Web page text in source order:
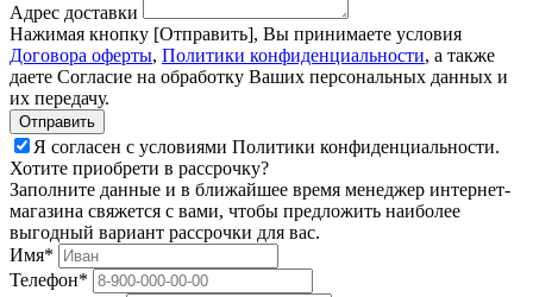
Адрес доставки
Нажимая кнопку [Отправить], Вы принимаете условия
Договора оферты, Политики конфиденциальности, а также
даете Согласие на обработку Ваших персональных данных и
их передачу.
Я согласен с условиями Политики конфиденциальности.
Хотите приобрети в рассрочку?
Заполните данные и в ближайшее время менеджер интернет-
магазина свяжется с вами, чтобы предложить наиболее
выгодный вариант рассрочки для вас.
Имя*
Телефон*